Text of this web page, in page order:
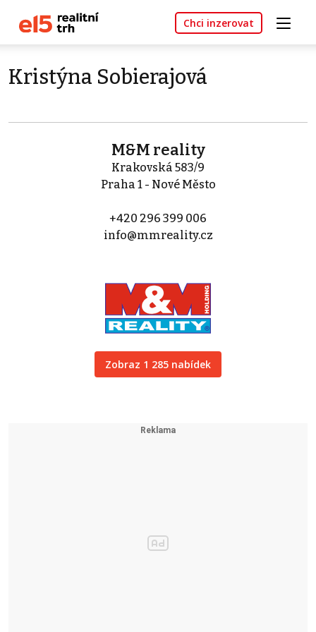
Chci inzerovat
Kristýna Sobierajová
M&M reality
Krakovská 583/9
Praha 1 - Nové Město
+420 296 399 006
info@mmreality.cz
Zobraz 1 285 nabídek